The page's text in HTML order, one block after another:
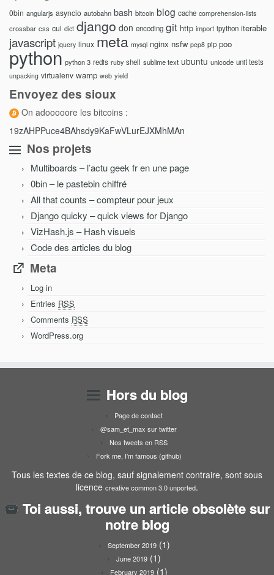
0bin angularjs asyncio autobahn bash bitcoin blog cache comprehension-lists
crossbar css cul dict django don encoding git http import ipython iterable
javascript jquery linux meta mysql nginx nsfw pep8 pip poo
python python 3 redis ruby shell sublime text ubuntu unicode unit tests
unpacking virtualenv wamp web yield
Envoyez des sioux
On adooooore les bitcoins :
19zAHPPuce4BAhsdy9KaFwVLurEJXMhMAn
Nos projets
Multiboards – l’actu geek fr en une page
0bin – le pastebin chiffré
All that counts – compteur pour jeux
Django quicky – quick views for Django
VizHash.js – Hash visuels
Code des articles du blog
Meta
Log in
Entries RSS
Comments RSS
WordPress.org
Hors du blog
Page de contact
@sam_et_max sur twitter
Nos tweets en RSS
Fork me, I’m famous (github)
Tous les textes de ce blog, sauf signalement contraire, sont sous
licence creative common 3.0 unported.
Toi aussi, trouve un article obsolète sur
notre blog
September 2019(1)
June 2019 (1)
February 2019(1)